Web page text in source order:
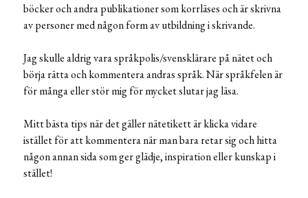
böcker och andra publikationer som korrläses och är skrivna
av personer med någon form av utbildning i skrivande.
Jag skulle aldrig vara språkpolis/svensklärare på nätet och
börja rätta och kommentera andras språk. När språkfelen är
för många eller stör mig för mycket slutar jag läsa.
Mitt bästa tips när det gäller nätetikett är klicka vidare
istället för att kommentera när man bara retar sig och hitta
någon annan sida som ger glädje, inspiration eller kunskap i
stället!